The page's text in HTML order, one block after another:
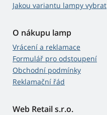
Jakou variantu lampy vybrat
O nákupu lamp
Vrácení a reklamace
Formulář pro odstoupení
Obchodní podmínky
Reklamační řád
Web Retail s.r.o.